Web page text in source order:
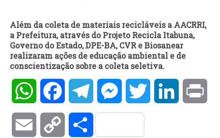
Além da coleta de materiais recicláveis a AACRRI,
a Prefeitura, através do Projeto Recicla Itabuna,
Governo do Estado, DPE-BA, CVR e Biosanear
realizaram ações de educação ambiental e de
conscientização sobre a coleta seletiva.
WhatsAppFacebookTelegramMessengerTwitter LinkedIn
Email Copy Compartilhar